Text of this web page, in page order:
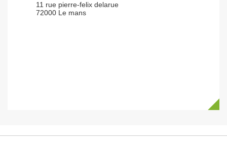
11 rue pierre-felix delarue
72000 Le mans